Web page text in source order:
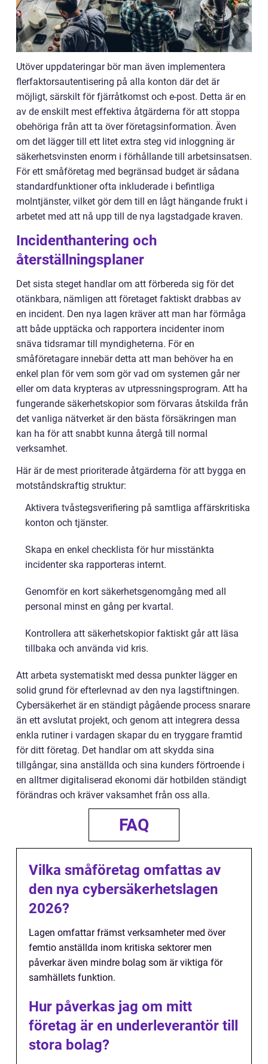
Utöver uppdateringar bör man även implementera
flerfaktorsautentisering på alla konton där det är
möjligt, särskilt för fjärråtkomst och e-post. Detta är en
av de enskilt mest effektiva åtgärderna för att stoppa
obehöriga från att ta över företagsinformation. Även
om det lägger till ett litet extra steg vid inloggning är
säkerhetsvinsten enorm i förhållande till arbetsinsatsen.
För ett småföretag med begränsad budget är sådana
standardfunktioner ofta inkluderade i befintliga
molntjänster, vilket gör dem till en lågt hängande frukt i
arbetet med att nå upp till de nya lagstadgade kraven.
Incidenthantering och
återställningsplaner
Det sista steget handlar om att förbereda sig för det
otänkbara, nämligen att företaget faktiskt drabbas av
en incident. Den nya lagen kräver att man har förmåga
att både upptäcka och rapportera incidenter inom
snäva tidsramar till myndigheterna. För en
småföretagare innebär detta att man behöver ha en
enkel plan för vem som gör vad om systemen går ner
eller om data krypteras av utpressningsprogram. Att ha
fungerande säkerhetskopior som förvaras åtskilda från
det vanliga nätverket är den bästa försäkringen man
kan ha för att snabbt kunna återgå till normal
verksamhet.
Här är de mest prioriterade åtgärderna för att bygga en
motståndskraftig struktur:
Aktivera tvåstegsverifiering på samtliga affärskritiska
konton och tjänster.
Skapa en enkel checklista för hur misstänkta
incidenter ska rapporteras internt.
Genomför en kort säkerhetsgenomgång med all
personal minst en gång per kvartal.
Kontrollera att säkerhetskopior faktiskt går att läsa
tillbaka och använda vid kris.
Att arbeta systematiskt med dessa punkter lägger en
solid grund för efterlevnad av den nya lagstiftningen.
Cybersäkerhet är en ständigt pågående process snarare
än ett avslutat projekt, och genom att integrera dessa
enkla rutiner i vardagen skapar du en tryggare framtid
för ditt företag. Det handlar om att skydda sina
tillgångar, sina anställda och sina kunders förtroende i
en alltmer digitaliserad ekonomi där hotbilden ständigt
förändras och kräver vaksamhet från oss alla.
FAQ
Vilka småföretag omfattas av
den nya cybersäkerhetslagen
2026?
Lagen omfattar främst verksamheter med över
femtio anställda inom kritiska sektorer men
påverkar även mindre bolag som är viktiga för
samhällets funktion.
Hur påverkas jag om mitt
företag är en underleverantör till
stora bolag?